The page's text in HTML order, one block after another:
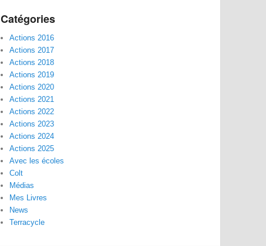
Catégories
Actions 2016
Actions 2017
Actions 2018
Actions 2019
Actions 2020
Actions 2021
Actions 2022
Actions 2023
Actions 2024
Actions 2025
Avec les écoles
Colt
Médias
Mes Livres
News
Terracycle